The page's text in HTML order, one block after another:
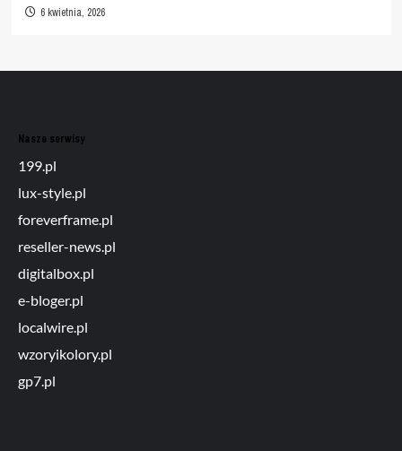
6 kwietnia, 2026
Nasze serwisy
199.pl
lux-style.pl
foreverframe.pl
reseller-news.pl
digitalbox.pl
e-bloger.pl
localwire.pl
wzoryikolory.pl
gp7.pl